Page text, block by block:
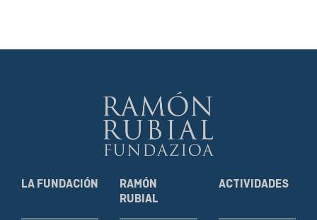
LA FUNDACIÓN
RAMÓN
RUBIAL
ACTIVIDADES